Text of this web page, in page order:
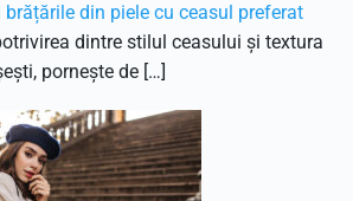
din piele cu ceasul preferat
dintre stilul ceasului și textura
pornește de […]